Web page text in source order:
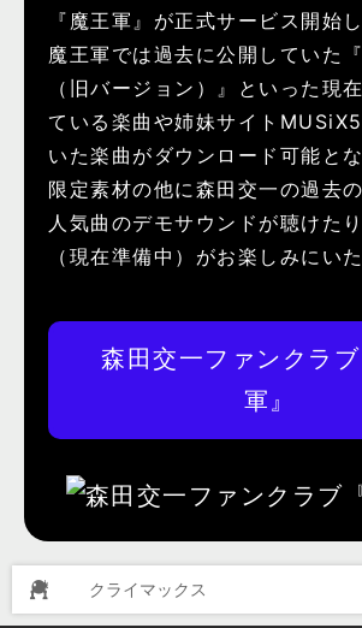
『魔王軍』が正式サービス開始
魔王軍では過去に公開していた
（旧バージョン）』といった現
ている楽曲や姉妹サイト
いた楽曲がダウンロード可能と
限定素材の他に森田交一の過去
人気曲のデモサウンドが聴けた
（現在準備中）がお楽しみにい
森田交一ファンクラ
軍』
クライマックス